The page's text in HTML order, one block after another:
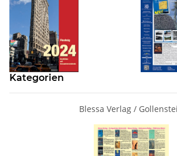
Kategorien
Blessa Verlag /